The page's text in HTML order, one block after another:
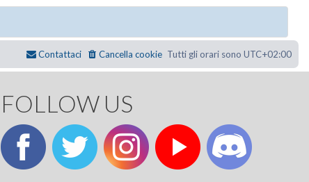
Tutti gli orari sono UTC+02:00
Cancella cookie
Contattaci
FOLLOW US